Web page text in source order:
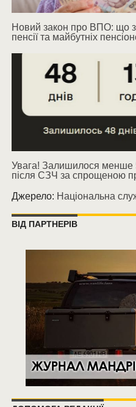
Новий закон про ВПО: що
пенсії та майбутніх
Увага! Залишилося менше
після СЗЧ за спрощеною
Джерело: Національна
ВІД ПАРТНЕРІВ